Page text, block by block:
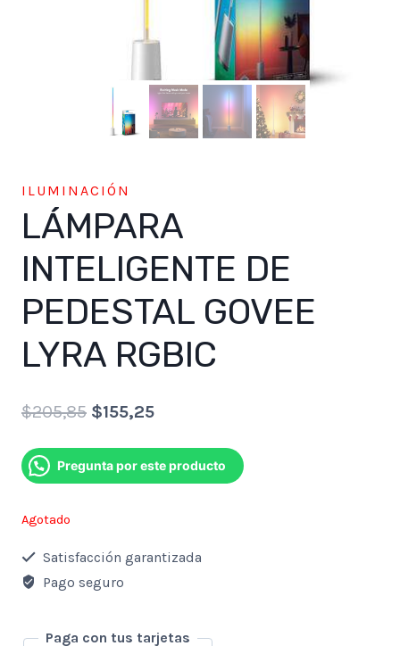
ILUMINACIÓN
LÁMPARA
INTELIGENTE DE
PEDESTAL GOVEE
LYRA RGBIC
$205,85 Original
price
was:
$155,25Current
price
is:
Pregunta por este producto
Agotado
Satisfacción garantizada
Pago seguro
Paga con tus tarjetas